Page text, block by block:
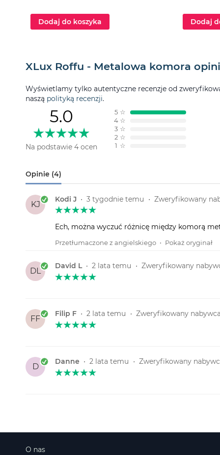
Dodaj do koszyka Dodaj
XLux Roffu - Metalowa komora
Wyświetlamy tylko autentyczne recenzje od
naszą polityką recenzji.
5.0
Na podstawie 4 ocen
5 ☆
4 ☆
3 ☆
2 ☆
1 ☆
Opinie (4)
KJ
Kodi J • 3 tygodnie temu • Zweryfikowany
Ech, można wyczuć różnicę między komorą
Przetłumaczone z angielskiego • Pokaż oryginał
DL
David L • 2 lata temu • Zweryfikowany
FF
Filip F • 2 lata temu • Zweryfikowany nabywca
D
Danne • 2 lata temu • Zweryfikowany
O nas